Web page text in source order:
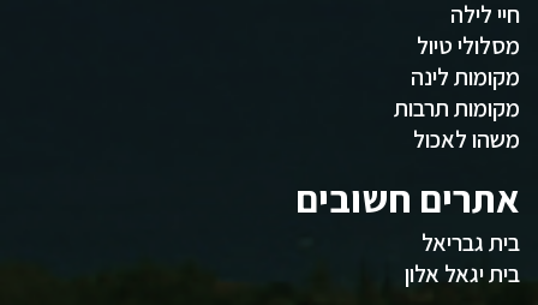
חיי לילה
מסלולי טיול
מקומות לינה
מקומות תרבות
משהו לאכול
אתרים חשובים
בית גבריאל
בית יגאל אלון